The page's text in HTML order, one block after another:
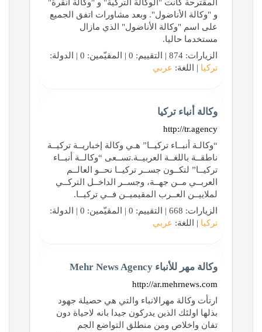
المقترحة كانت "الوكالة التركية" و "وكالة أنقرة"
و "وكالة الأناضول". وبعد مشاورات اتفق الجميع
على اسم "وكالة الأناضول" الذي مازال
مستخدما حاليا.
الزيارات: 874 | التقييم: 0 | المقيّمين: 0 | الدولة:
تركيا | اللغة: عربي
وكالة أنباء تركيا
http://tr.agency
“وكالـة أنبــاء تركيــا” هـي وكالة إخباريــة تركيــة
ناطقــة باللغــة العربيــة.تســعى “وكالــة أنبــاء
تركيــا” لتكــون جســر تركيــا نحــو العالــم
العربــي مــن جهــة، وجســر الداخــل التركــي
لملاييــن العــرب المقيميــن فــي تركيــا.
الزيارات: 668 | التقييم: 0 | المقيّمين: 0 | الدولة:
تركيا | اللغة: عربي
وكالة مهر للأنباء Mehr News Agency
http://ar.mehrnews.com
ارتأت وکالة مهرالانباء والتي هي حصيلة جهود
بذلها اولئك الذين يدركون جيدا بانه لاحياة دون
تفان واخلاص ومن منطلق التواضع الجم